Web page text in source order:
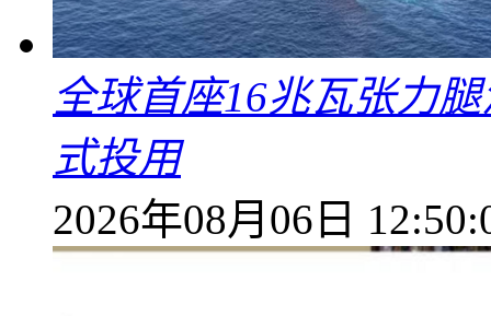
全球首座16兆瓦张力
式投用
2026年08月06日